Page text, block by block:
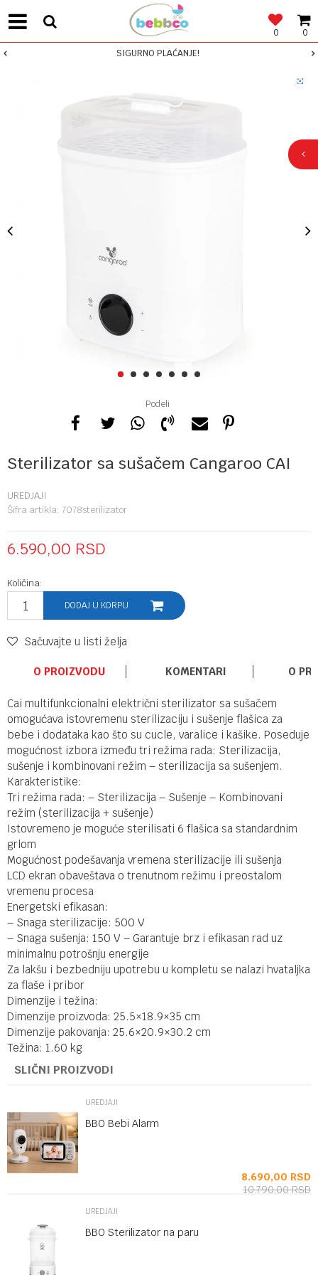
0
0
SIGURNO PLAĆANJE!
1 2 3 4 5 6 7
Podeli
Sterilizator sa sušačem Cangaroo CAI
UREDJAJI
Šifra artikla: 7078sterilizator
6.590,00 RSD
Količina:
DODAJ U KORPU
Sačuvajte u listi želja
O PROIZVODU KOMENTARI O
Cai multifunkcionalni električni sterilizator sa sušačem
omogućava istovremenu sterilizaciju i sušenje flašica za
bebe i dodataka kao što su cucle, varalice i kašike. Poseduje
mogućnost izbora između tri režima rada: Sterilizacija,
sušenje i kombinovani režim – sterilizacija sa sušenjem.
Karakteristike:
Tri režima rada: – Sterilizacija – Sušenje – Kombinovani
režim (sterilizacija + sušenje)
Istovremeno je moguće sterilisati 6 flašica sa standardnim
grlom
Mogućnost podešavanja vremena sterilizacije ili sušenja
LCD ekran obaveštava o trenutnom režimu i preostalom
vremenu procesa
Energetski efikasan:
– Snaga sterilizacije: 500 V
– Snaga sušenja: 150 V – Garantuje brz i efikasan rad uz
minimalnu potrošnju energije
Za lakšu i bezbedniju upotrebu u kompletu se nalazi hvataljka
za flaše i pribor
Dimenzije i težina:
Dimenzije proizvoda: 25.5×18.9×35 cm
Dimenzije pakovanja: 25.6×20.9×30.2 cm
Težina: 1.60 kg
SLIČNI PROIZVODI
UREDJAJI
BBO Bebi Alarm
8.690,00 RSD
10.790,00RSD
UREDJAJI
BBO Sterilizator na paru